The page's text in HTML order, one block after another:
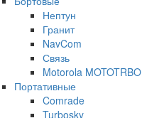
Нептун
Гранит
NavCom
Связь
Motorola MOTOTRBO
Портативные
Comrade
Turbosky